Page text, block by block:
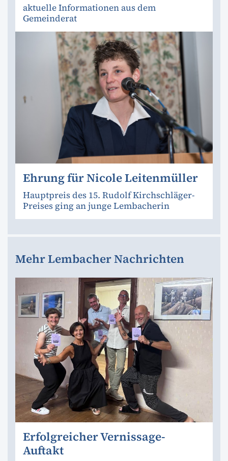
aktuelle Informationen aus dem
Gemeinderat
Ehrung für Nicole Leitenmüller
Hauptpreis des 15. Rudolf Kirchschläger-
Preises ging an junge Lembacherin
Mehr Lembacher Nachrichten
Erfolgreicher Vernissage-
Auftakt